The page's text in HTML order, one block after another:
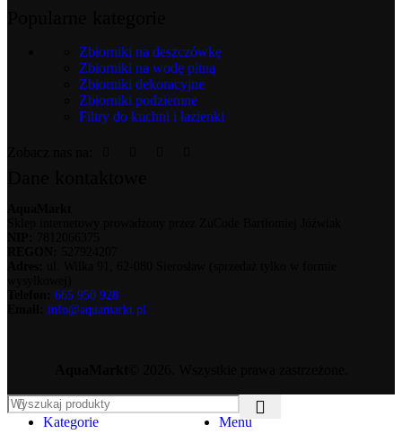
Zbiorniki na deszczówkę
Zbiorniki na wodę pitną
Zbiorniki dekoracyjne
Zbiorniki podziemne
Filtry do kuchni i łazienki
665 950 928
info@aquamarkt.pl
Menu
Kategorie